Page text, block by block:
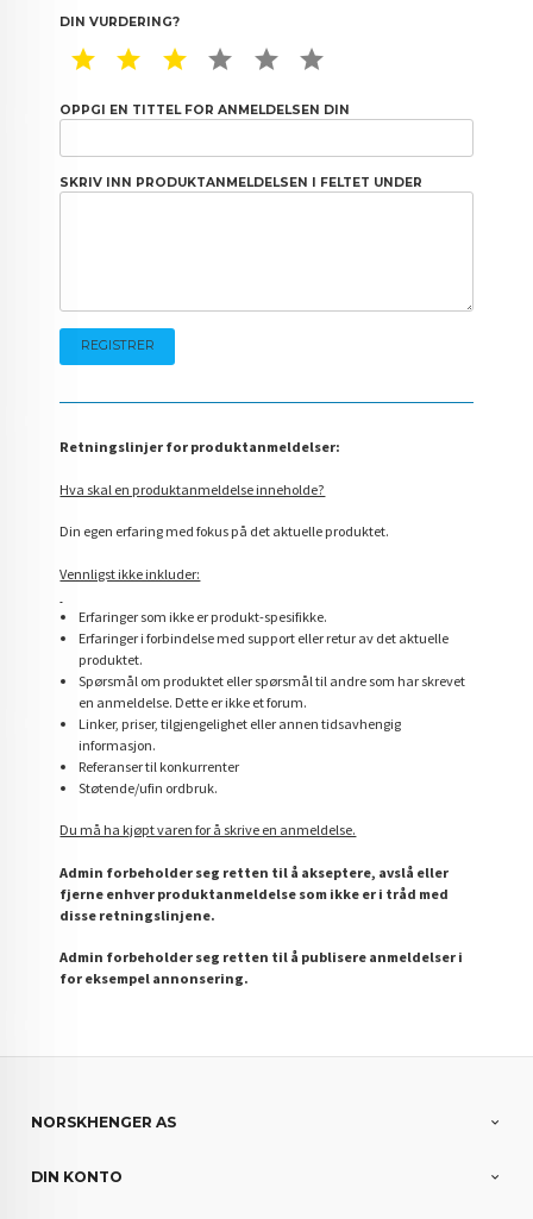
DIN VURDERING?
1 STAR2 STAR3 STAR4 STAR5 STAR
OPPGI EN TITTEL FOR ANMELDELSEN DIN
SKRIV INN PRODUKTANMELDELSEN I FELTET UNDER
Retningslinjer for produktanmeldelser:
Hva skal en produktanmeldelse inneholde?
Din egen erfaring med fokus på det aktuelle produktet.
Vennligst ikke inkluder:
Erfaringer som ikke er produkt-spesifikke.
Erfaringer i forbindelse med support eller retur av det aktuelle
produktet.
Spørsmål om produktet eller spørsmål til andre som har skrevet
en anmeldelse. Dette er ikke et forum.
Linker, priser, tilgjengelighet eller annen tidsavhengig
informasjon.
Referanser til konkurrenter
Støtende/ufin ordbruk.
Du må ha kjøpt varen for å skrive en anmeldelse.
Admin forbeholder seg retten til å akseptere, avslå eller
fjerne enhver produktanmeldelse som ikke er i tråd med
disse retningslinjene.
Admin forbeholder seg retten til å publisere anmeldelser i
for eksempel annonsering.
NORSKHENGER AS
DIN KONTO